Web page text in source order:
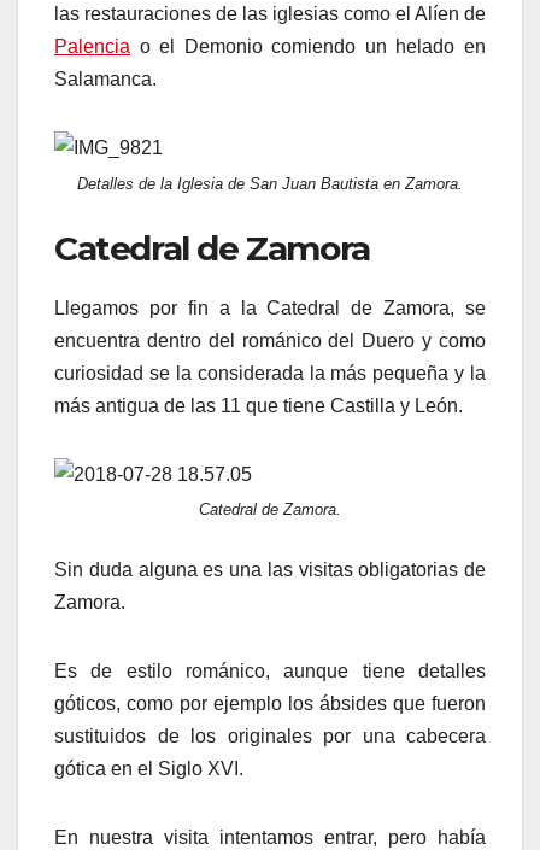
las restauraciones de las iglesias como el Alíen de
Palencia o el Demonio comiendo un helado en
Salamanca.
Detalles de la Iglesia de San Juan Bautista en Zamora.
Catedral de Zamora
Llegamos por fin a la Catedral de Zamora, se
encuentra dentro del románico del Duero y como
curiosidad se la considerada la más pequeña y la
más antigua de las 11 que tiene Castilla y León.
Catedral de Zamora.
Sin duda alguna es una las visitas obligatorias de
Zamora.
Es de estilo románico, aunque tiene detalles
góticos, como por ejemplo los ábsides que fueron
sustituidos de los originales por una cabecera
gótica en el Siglo XVI.
En nuestra visita intentamos entrar, pero había